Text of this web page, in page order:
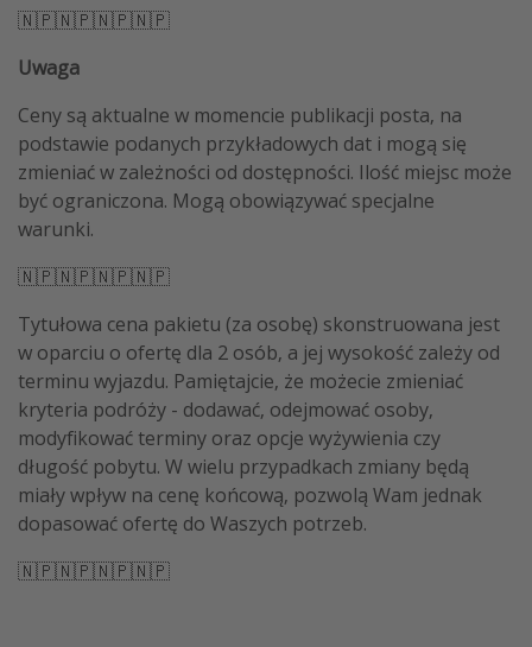
🇳🇵🇳🇵🇳🇵🇳🇵
Uwaga
Ceny są aktualne w momencie publikacji posta, na
podstawie podanych przykładowych dat i mogą się
zmieniać w zależności od dostępności. Ilość miejsc może
być ograniczona. Mogą obowiązywać specjalne
warunki.
🇳🇵🇳🇵🇳🇵🇳🇵
Tytułowa cena pakietu (za osobę) skonstruowana jest
w oparciu o ofertę dla 2 osób, a jej wysokość zależy od
terminu wyjazdu. Pamiętajcie, że możecie zmieniać
kryteria podróży - dodawać, odejmować osoby,
modyfikować terminy oraz opcje wyżywienia czy
długość pobytu. W wielu przypadkach zmiany będą
miały wpływ na cenę końcową, pozwolą Wam jednak
dopasować ofertę do Waszych potrzeb.
🇳🇵🇳🇵🇳🇵🇳🇵